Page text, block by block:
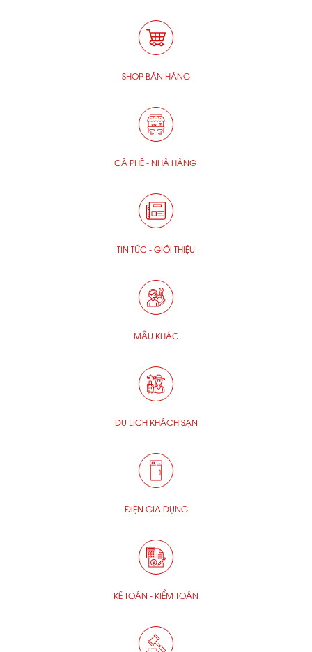
SHOP BÁN HÀNG
CÀ PHÊ - NHÀ HÀNG
TIN TỨC - GIỚI THIỆU
MẪU KHÁC
DU LỊCH KHÁCH SẠN
ĐIỆN GIA DỤNG
KẾ TOÁN - KIỂM TOÁN